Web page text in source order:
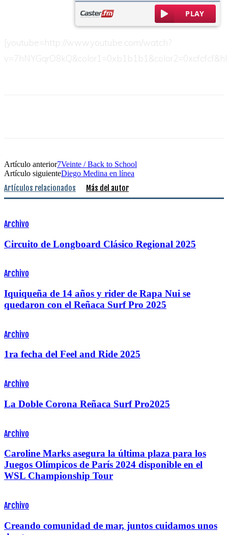
[youtube=http://www.youtube.com/watch?
Artículo anterior7Veinte / Back to School
Artículo siguienteDiego Medina en línea
Artículos relacionados Más del autor
Archivo
Circuito de Longboard Clásico Regional 2025
Archivo
Iquiqueña de 14 años y rider de Rapa Nui se
quedaron con el Reñaca Surf Pro 2025
Archivo
1ra fecha del Feel and Ride 2025
Archivo
La Doble Corona Reñaca Surf Pro2025
Archivo
Caroline Marks asegura la última plaza para los
Juegos Olímpicos de París 2024 disponible en el
WSL Championship Tour
Archivo
Creando comunidad de mar, juntos cuidamos unos